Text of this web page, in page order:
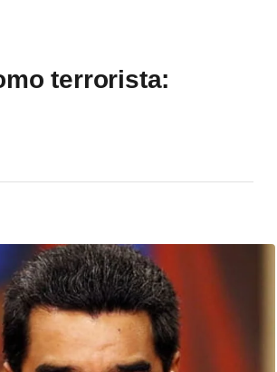
terrorista: